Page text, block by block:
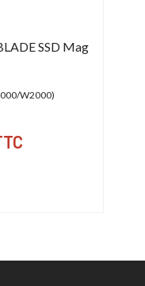
SSD Mag
W2000)